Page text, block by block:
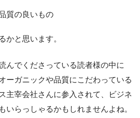
質の良いもの
かと思います。
んでくださっている読者様の中に
ーガニックや品質にこだわっている
主宰会社さんに参入されて、ビジネ
いらっしゃるかもしれませんよね。